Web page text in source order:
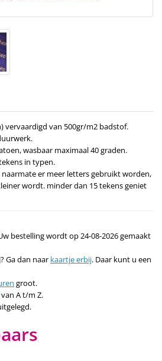
vervaardigd van 500gr/m2 badstof.
wasbaar maximaal 40 graden.
in typen.
er meer letters gebruikt worden,
wordt. minder dan 15 tekens geniet
bestelling wordt op 24-08-2026 gemaakt
Ga dan naar kaartje erbij. Daar kunt u een
groot.
van A t/m Z.